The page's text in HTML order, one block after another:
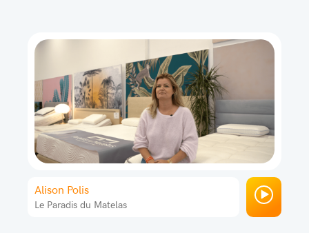
Alison Polis
Le Paradis du Matelas